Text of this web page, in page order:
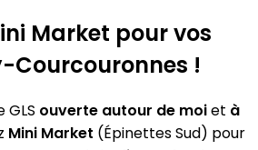
Market pour vos
Courcouronnes !
GLS ouverte autour de moiet à
Mini Market (Épinettes Sud) pour